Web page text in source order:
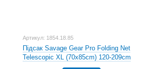
Артикул: 1854.18.85
Підсак Savage Gear Pro Folding Net
Telescopic XL (70x85cm) 120-209cm